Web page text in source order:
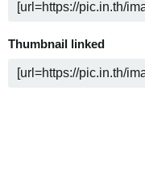
Thumbnail linked